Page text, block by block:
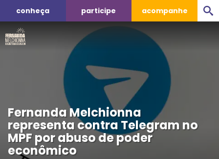
conheça participe acompanhe
Fernanda Melchionna
representa contra Telegram no
MPF por abuso de poder
econômico